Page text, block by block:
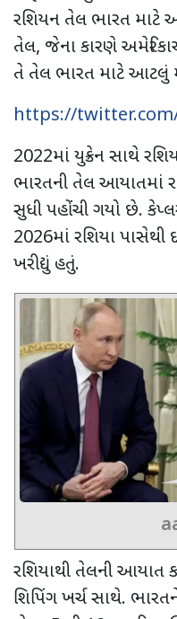
રશિયન તેલ ભારત માટે
તેલ, જેના કારણે
તે તેલ ભારત માટે આટલું
https://twitter.com/
2022માં યુક્રેન સાથે
ભારતની તેલ આયાતમાં
સુધી પહોંચી ગયો છે.
2026માં રશિયા પાસેથી
ખરીદ્યું હતું.
રશિયાથી તેલની આયાત
શિપિંગ ખર્ચ સાથે.